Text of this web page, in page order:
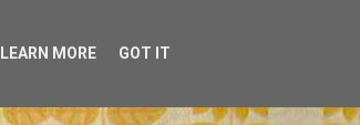
LEARN MORE GOT IT